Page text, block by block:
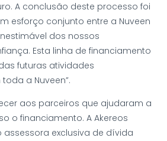
A conclusão deste processo foi
esforço conjunto entre a Nuveen
dos nossos
Esta linha de financiamento
futuras atividades
a Nuveen”.
aos parceiros que ajudaram a
o financiamento. A Akereos
exclusiva de dívida